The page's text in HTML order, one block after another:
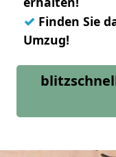
✓ Finden Sie
Umzug!